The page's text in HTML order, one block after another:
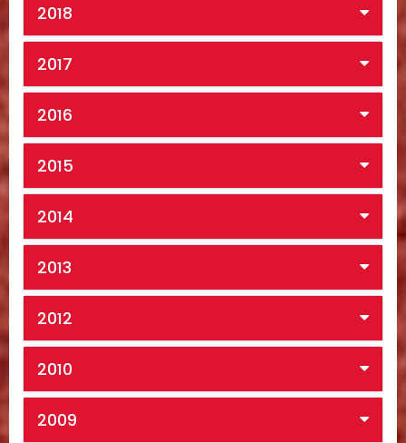
2018
2017
2016
2015
2014
2013
2012
2010
2009